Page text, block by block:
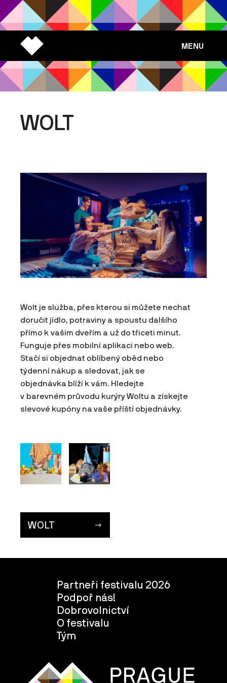
MENU
WOLT
Wolt je služba, přes kterou si můžete nechat
doručit jídlo, potraviny a spoustu dalšího
přímo k vašim dveřím a už do třiceti minut.
Funguje přes mobilní aplikaci nebo web.
Stačí si objednat oblíbený oběd nebo
týdenní nákup a sledovat, jak se
objednávka blíží k vám. Hledejte
v barevném průvodu kurýry Woltu a získejte
slevové kupóny na vaše příští objednávky.
WOLT
Partneři festivalu 2026
Podpoř nás!
Dobrovolnictví
O festivalu
Tým